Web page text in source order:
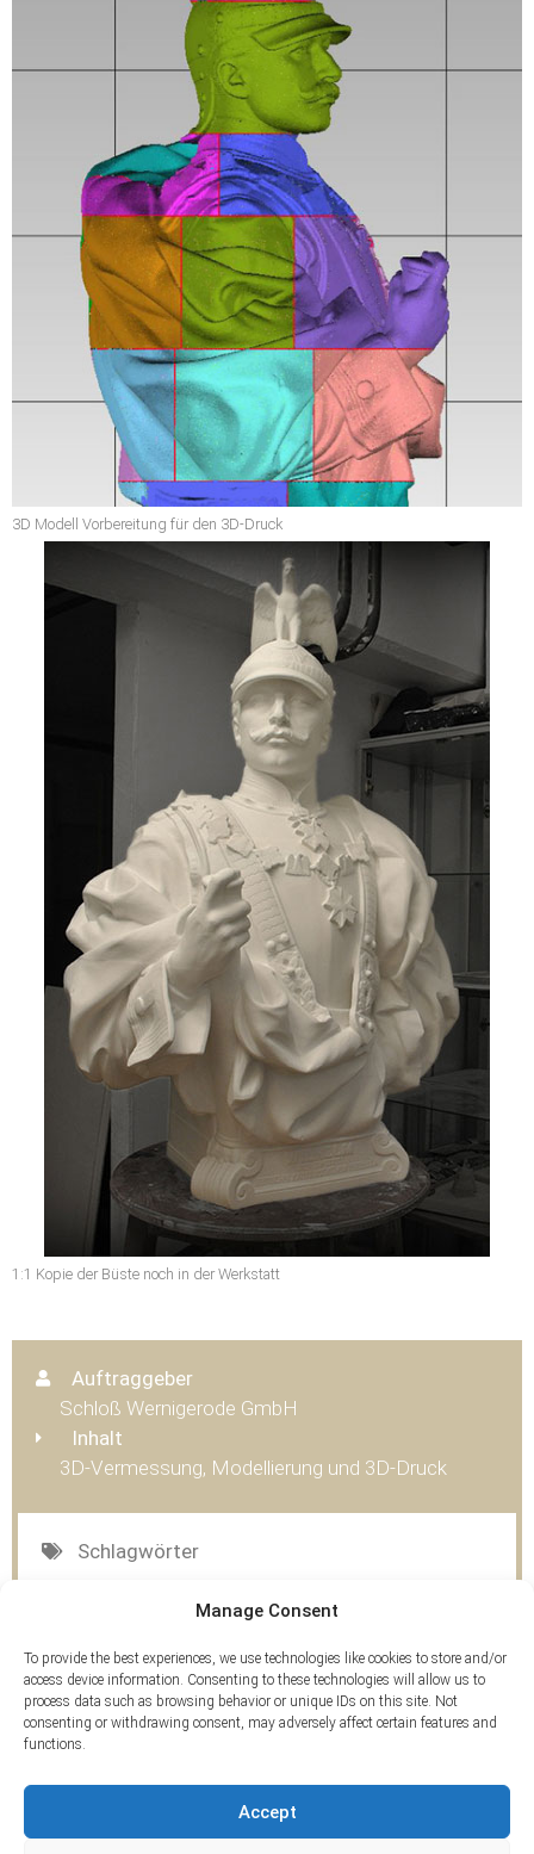
Manage Consent
To provide the best experiences, we use technologies like cookies to store and/or
access device information. Consenting to these technologies will allow us to
process data such as browsing behavior or unique IDs on this site. Not
consenting or withdrawing consent, may adversely affect certain features and
functions.
Accept
3D Modell Vorbereitung für den 3D-Druck
1:1 Kopie der Büste noch in der Werkstatt
Auftraggeber
Schloß Wernigerode GmbH
Inhalt
3D-Vermessung, Modellierung und 3D-Druck
Schlagwörter
3D-Scan